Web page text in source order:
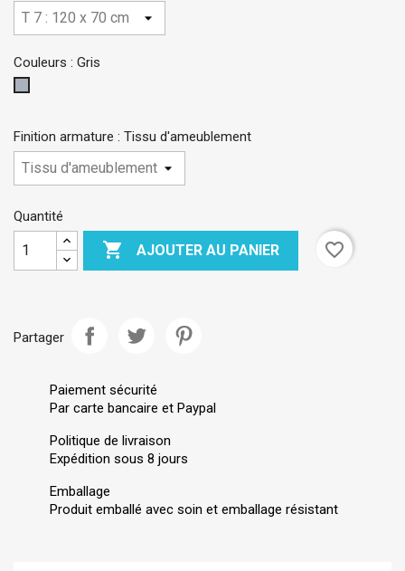
Couleurs : Gris
Finition armature : Tissu d'ameublement
Quantité
 AJOUTER AU PANIER favorite_border
Partager
Paiement sécurité
Par carte bancaire et Paypal
Politique de livraison
Expédition sous 8 jours
Emballage
Produit emballé avec soin et emballage résistant